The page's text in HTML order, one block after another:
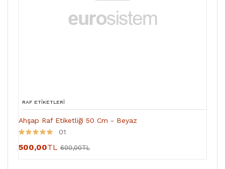
RAF ETIKETLERI
Ahşap Raf Etiketliği 50 Cm - Beyaz
01
500,00TL 600,00TL